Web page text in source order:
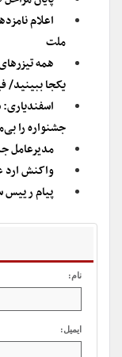
ملت
همه
یکجا ببینید/
جشنواره را
مدیرعامل
واکنش ارد
پیام رییس
نام:
ایمیل: